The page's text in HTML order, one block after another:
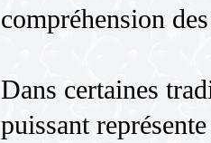
compréhension
Dans certaines
puissant